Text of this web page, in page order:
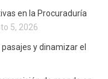
en la Procuraduría
5, 2026
y dinamizar el